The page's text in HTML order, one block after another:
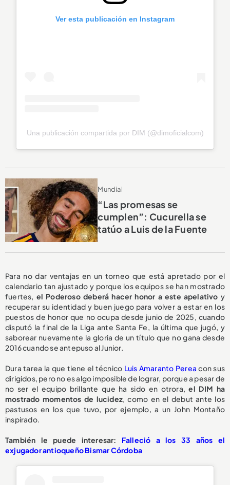
Ver esta publicación en Instagram
Una publicación compartida por DIM (@dimoficialcom)
Mundial
“Las promesas se
cumplen”: Cucurella se
tatúo a Luis de la Fuente
Para no dar ventajas en un torneo que está apretado por el
calendario tan ajustado y porque los equipos se han mostrado
fuertes, el Poderoso deberá hacer honor a este apelativo y
recuperar su identidad y buen juego para volver a estar en los
puestos de honor que no ocupa desde junio de 2025, cuando
disputó la final de la Liga ante Santa Fe, la última que jugó, y
saborear nuevamente la gloria de un título que no gana desde
2016 cuando se antepuso al Junior.
Dura tarea la que tiene el técnico Luis Amaranto Perea con sus
dirigidos, pero no es algo imposible de lograr, porque a pesar de
no ser el equipo brillante que ha sido en otrora,el DIM ha
mostrado momentos de lucidez, como en el debut ante los
pastusos en los que tuvo, por ejemplo, a un John Montaño
inspirado.
También le puede interesar: Falleció a los 33 años el
exjugador antioqueño Bismar Córdoba